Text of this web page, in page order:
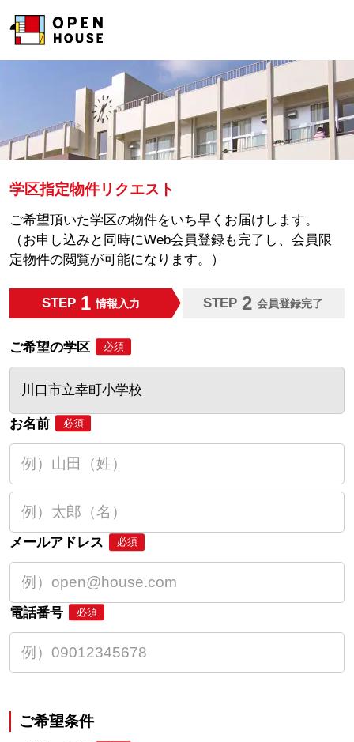
学区指定物件リクエスト
ご希望頂いた学区の物件をいち早くお届けします。
（お申し込みと同時にWeb会員登録も完了し、会員限
定物件の閲覧が可能になります。）
STEP 1 情報入力 STEP 2 会員登録完了
ご希望の学区 必須
川口市立幸町小学校
お名前 必須
メールアドレス 必須
電話番号 必須
ご希望条件